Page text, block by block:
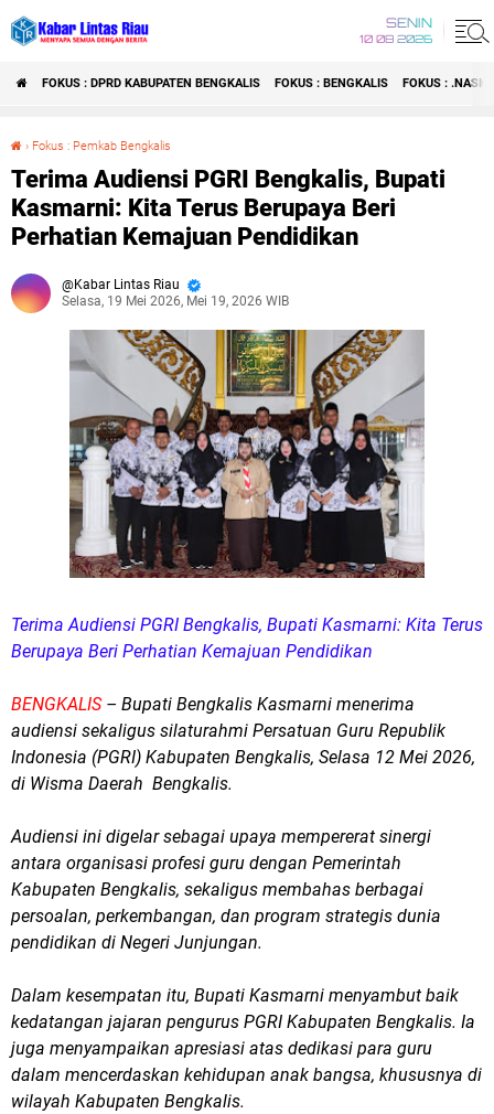
SENIN
10 08 2026
FOKUS : DPRD KABUPATEN BENGKALIS FOKUS : BENGKALIS FOKUS :
› Fokus : Pemkab Bengkalis
Terima Audiensi PGRI Bengkalis, Bupati
Kasmarni: Kita Terus Berupaya Beri
Perhatian Kemajuan Pendidikan
Kabar Lintas Riau
Selasa, 19 Mei 2026, Mei 19, 2026 WIB
Terima Audiensi PGRI Bengkalis, Bupati Kasmarni: Kita Terus
Berupaya Beri Perhatian Kemajuan Pendidikan
BENGKALIS– Bupati Bengkalis Kasmarni menerima
audiensi sekaligus silaturahmi Persatuan Guru Republik
Indonesia (PGRI) Kabupaten Bengkalis, Selasa 12 Mei 2026,
di Wisma Daerah Bengkalis.
Audiensi ini digelar sebagai upaya mempererat sinergi
antara organisasi profesi guru dengan Pemerintah
Kabupaten Bengkalis, sekaligus membahas berbagai
persoalan, perkembangan, dan program strategis dunia
pendidikan di Negeri Junjungan.
Dalam kesempatan itu, Bupati Kasmarni menyambut baik
kedatangan jajaran pengurus PGRI Kabupaten Bengkalis. Ia
juga menyampaikan apresiasi atas dedikasi para guru
dalam mencerdaskan kehidupan anak bangsa, khususnya di
wilayah Kabupaten Bengkalis.